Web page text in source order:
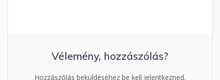
Vélemény, hozzászólás?
Hozzászólás beküldéséhez be kell jelentkezned.